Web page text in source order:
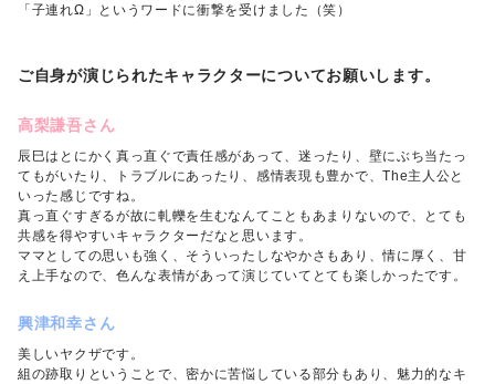
「子連れΩ」というワードに衝撃を受けました（笑）
ご自身が演じられたキャラクターについてお願いします。
高梨謙吾さん
辰巳はとにかく真っ直ぐで責任感があって、迷ったり、壁にぶち当たっ
てもがいたり、トラブルにあったり、感情表現も豊かで、The主人公と
いった感じですね。
真っ直ぐすぎるが故に軋轢を生むなんてこともあまりないので、とても
共感を得やすいキャラクターだなと思います。
ママとしての思いも強く、そういったしなやかさもあり、情に厚く、甘
え上手なので、色んな表情があって演じていてとても楽しかったです。
興津和幸さん
美しいヤクザです。
組の跡取りということで、密かに苦悩している部分もあり、魅力的なキ